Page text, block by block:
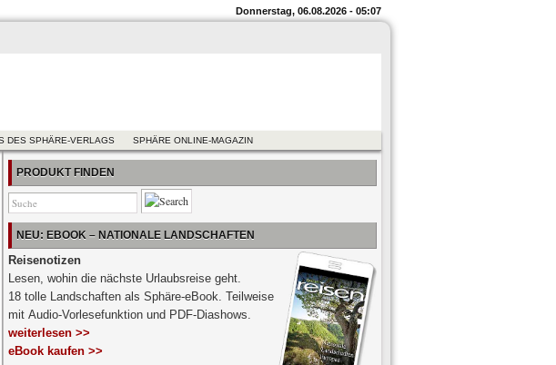
Donnerstag, 06.08.2026 - 05:07
DES SPHÄRE-VERLAGS SPHÄRE ONLINE-MAGAZIN
PRODUKT FINDEN
NEU: EBOOK – NATIONALE LANDSCHAFTEN
Reisenotizen
Lesen, wohin die nächste Urlaubsreise geht.
18 tolle Landschaften als Sphäre-eBook. Teilweise
mit Audio-Vorlesefunktion und PDF-Diashows.
weiterlesen >>
eBook kaufen >>